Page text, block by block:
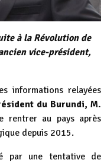
à la Révolution de
vice-président,
informations relayées
du Burundi, M.
rentrer au pays après
depuis 2015.
par une tentative de